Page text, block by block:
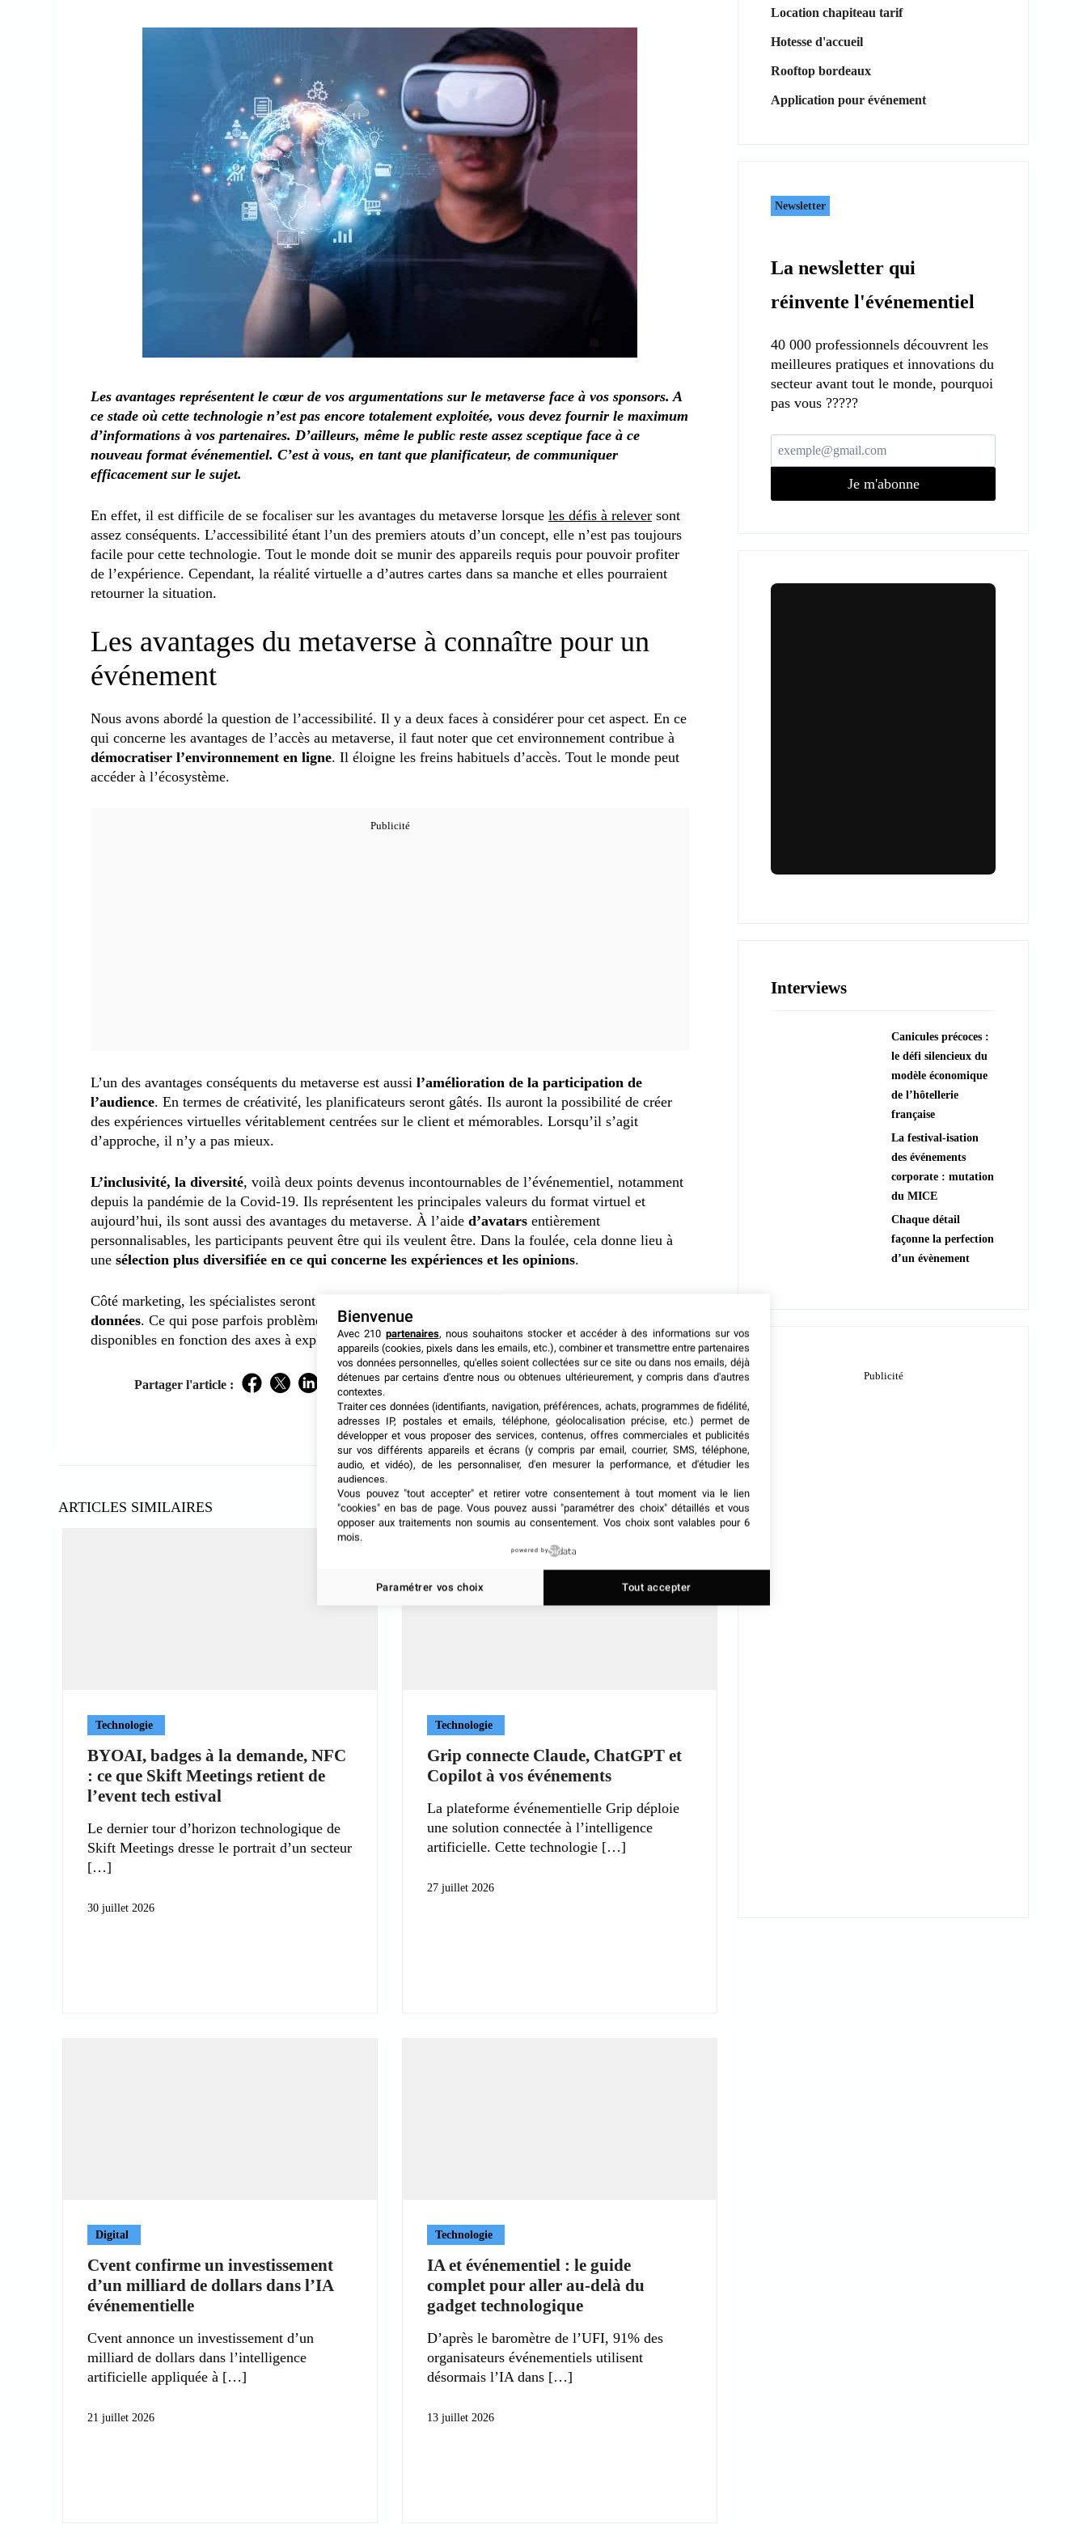
Les avantages représentent le cœur de vos argumentations sur le metaverse face à vos sponsors. A
ce stade où cette technologie n’est pas encore totalement exploitée, vous devez fournir le maximum
d’informations à vos partenaires. D’ailleurs, même le public reste assez sceptique face à ce
nouveau format événementiel. C’est à vous, en tant que planificateur, de communiquer
efficacement sur le sujet.
En effet, il est difficile de se focaliser sur les avantages du metaverse lorsque les défis à relever sont
assez conséquents. L’accessibilité étant l’un des premiers atouts d’un concept, elle n’est pas toujours
facile pour cette technologie. Tout le monde doit se munir des appareils requis pour pouvoir profiter
de l’expérience. Cependant, la réalité virtuelle a d’autres cartes dans sa manche et elles pourraient
retourner la situation.
Les avantages du metaverse à connaître pour un
événement
Nous avons abordé la question de l’accessibilité. Il y a deux faces à considérer pour cet aspect. En ce
qui concerne les avantages de l’accès au metaverse, il faut noter que cet environnement contribue à
démocratiser l’environnement en ligne. Il éloigne les freins habituels d’accès. Tout le monde peut
accéder à l’écosystème.
L’un des avantages conséquents du metaverse est aussi l’amélioration de la participation de
l’audience. En termes de créativité, les planificateurs seront gâtés. Ils auront la possibilité de créer
des expériences virtuelles véritablement centrées sur le client et mémorables. Lorsqu’il s’agit
d’approche, il n’y a pas mieux.
L’inclusivité, la diversité, voilà deux points devenus incontournables de l’événementiel, notamment
depuis la pandémie de la Covid-19. Ils représentent les principales valeurs du format virtuel et
aujourd’hui, ils sont aussi des avantages du metaverse. À l’aide d’avatars entièrement
personnalisables, les participants peuvent être qui ils veulent être. Dans la foulée, cela donne lieu à
une sélection plus diversifiée en ce qui concerne les expériences et les opinions.
Côté marketing, les spécialistes seront satisfaits. Dans le metaverse, il est facile de
données. Ce qui pose parfois problème lors du format en présentiel.
disponibles en fonction des axes à explorer.
Partager l'article : Facebook
TwitterLinkedIn
ARTICLES SIMILAIRES
Technologie
BYOAI, badges à la demande, NFC
: ce que Skift Meetings retient de
l’event tech estival
Le dernier tour d’horizon technologique de
Skift Meetings dresse le portrait d’un secteur
30 juillet 2026
Technologie
Grip connecte Claude, ChatGPT et
Copilot à vos événements
La plateforme événementielle Grip déploie
une solution connectée à l’intelligence
artificielle. Cette technologie
27 juillet 2026
Digital
Cvent confirme un investissement
d’un milliard de dollars dans l’IA
événementielle
Cvent annonce un investissement d’un
milliard de dollars dans l’intelligence
artificielle appliquée à
21 juillet 2026
Technologie
IA et événementiel : le guide
complet pour aller au-delà du
gadget technologique
D’après le baromètre de l’UFI, 91% des
organisateurs événementiels utilisent
désormais l’IA dans
13 juillet 2026
Location chapiteau tarif
Hotesse d'accueil
Rooftop bordeaux
Application pour événement
Newsletter
La newsletter qui
réinvente l'événementiel
40 000 professionnels découvrent les
meilleures pratiques et innovations du
secteur avant tout le monde, pourquoi
pas vous ?????
Je m'abonne
???? Explorer les animations
Interviews
Canicules précoces :
le défi silencieux du
modèle économique
de l’hôtellerie
française
La festival-isation
des événements
corporate : mutation
du MICE
Chaque détail
façonne la perfection
d’un évènement
Bienvenue
Avec 210 partenaires, nous souhaitons stocker et accéder à des informations sur vos
appareils (cookies, pixels dans les emails, etc.), combiner et transmettre entre partenaires
vos données personnelles, qu'elles soient collectées sur ce site ou dans nos emails, déjà
détenues par certains d'entre nous ou obtenues ultérieurement, y compris dans d'autres
contextes.
Traiter ces données (identifiants, navigation, préférences, achats, programmes de fidélité,
adresses IP, postales et emails, téléphone, géolocalisation précise, etc.) permet de
développer et vous proposer des services, contenus, offres commerciales et publicités
sur vos différents appareils et écrans (y compris par email, courrier, SMS, téléphone,
audio, et vidéo), de les personnaliser, d'en mesurer la performance, et d'étudier les
audiences.
Vous pouvez "tout accepter" et retirer votre consentement à tout moment via le lien
"cookies" en bas de page. Vous pouvez aussi "paramétrer des choix" détaillés et vous
opposer aux traitements non soumis au consentement. Vos choix sont valables pour 6
mois.
powered by
Paramétrer vos choix Tout accepter